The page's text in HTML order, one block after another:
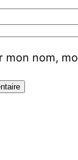
mon nom,